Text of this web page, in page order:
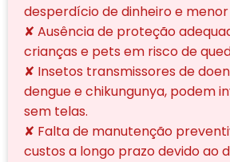
desperdício de dinheiro e
✘ Ausência de proteção
crianças e pets em risco de
✘ Insetos transmissores de
dengue e chikungunya, podem
sem telas.
✘ Falta de manutenção
custos a longo prazo devido ao